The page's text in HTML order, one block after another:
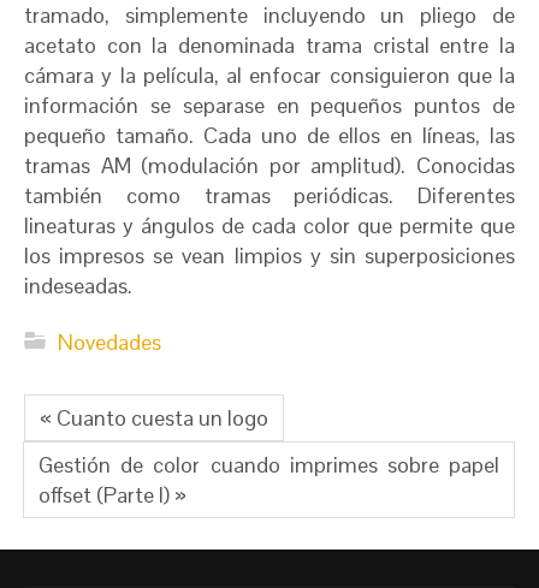
tramado, simplemente incluyendo un pliego de
acetato con la denominada trama cristal entre la
cámara y la película, al enfocar consiguieron que la
información se separase en pequeños puntos de
pequeño tamaño. Cada uno de ellos en líneas, las
tramas AM (modulación por amplitud). Conocidas
también como tramas periódicas. Diferentes
lineaturas y ángulos de cada color que permite que
los impresos se vean limpios y sin superposiciones
indeseadas.
Novedades
« Cuanto cuesta un logo
Gestión de color cuando imprimes sobre papel
offset (Parte I) »